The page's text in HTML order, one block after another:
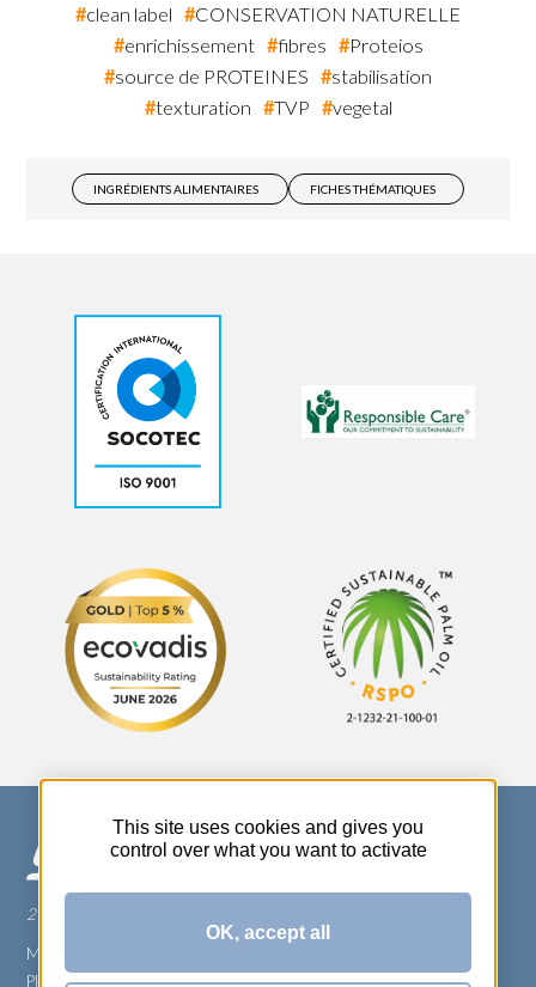
clean label
CONSERVATION NATURELLE
enrichissement
fibres
Proteios
source de PROTEINES
stabilisation
texturation
TVP vegetal
INGRÉDIENTS ALIMENTAIRES FICHES THÉMATIQUES
270 Rue Thérèse Planiol - 37310 TAUXIGNY
Mentions légales
Plan du site
This site uses cookies and gives you
control over what you want to activate
OK, accept all